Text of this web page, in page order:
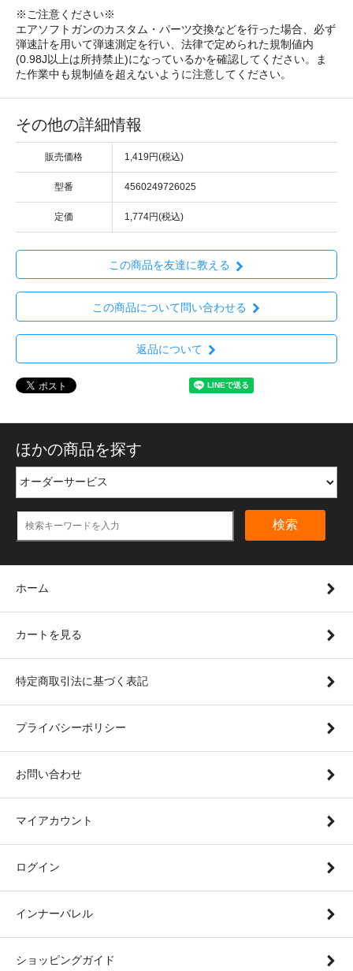
※ご注意ください※
エアソフトガンのカスタム・パーツ交換などを行った場合、必ず
弾速計を用いて弾速測定を行い、法律で定められた規制値内
(0.98J以上は所持禁止)になっているかを確認してください。ま
た作業中も規制値を超えないように注意してください。
その他の詳細情報
販売価格 1,419円(税込)
型番 4560249726025
定価 1,774円(税込)
この商品を友達に教える
この商品について問い合わせる
返品について
ほかの商品を探す
検索
ホーム
カートを見る
特定商取引法に基づく表記
プライバシーポリシー
お問い合わせ
マイアカウント
ログイン
インナーバレル
ショッピングガイド